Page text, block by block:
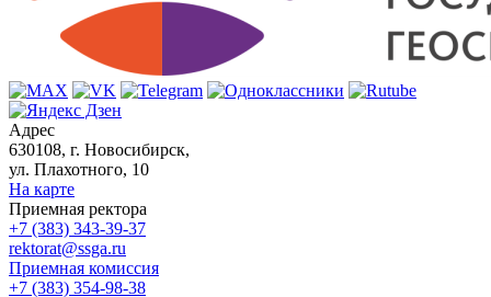
Адрес
630108, г. Новосибирск,
ул. Плахотного, 10
На карте
Приемная ректора
+7 (383) 343-39-37
rektorat@ssga.ru
Приемная комиссия
+7 (383) 354-98-38